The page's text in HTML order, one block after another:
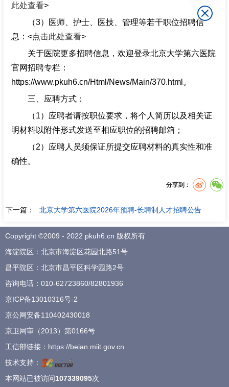
此处查看>
（3）
医师、护士、医技、管理等若干职位招聘信
息：<点击此处查看>
关于医院更多招聘信息，欢迎登录北京大学第六医院
官网招聘专栏：
https://www.pkuh6.cn/Html/News/Main/370.html。
三、应聘方式：
（1）应聘者请按职位要求，将个人简历以及相关证
明材料以附件形式发送至相应职位的招聘邮箱；
（2）应聘人员须保证所提交应聘材料的真实性和准
确性。
分享到：
下一篇： 北京大学第六医院2026年预聘-长聘制人才招聘公告
Copyright ©2009 - 2022 pkuh6.cn 版权所有
海淀院区：北京市海淀区花园北路51号
昌平院区：北京市昌平区科学园路2号
咨询电话： 010-62723860/82801936
京ICP备13010316号-2
京公网安备110402430018
京卫网审（2013）第0166号
工信部链接： https://beian.miit.gov.cn
技术支持：
本网站已被访问107339095次